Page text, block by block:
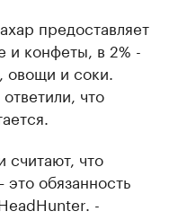
предоставляет
и конфеты, в 2% -
овощи и соки.
что
считают, что
обязанность
-